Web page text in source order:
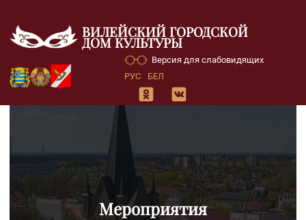
ВИЛЕЙСКИЙ ГОРОДСКОЙ
ДОМ КУЛЬТУРЫ
Версия для слабовидящих
РУС
БЕЛ
Мероприятия